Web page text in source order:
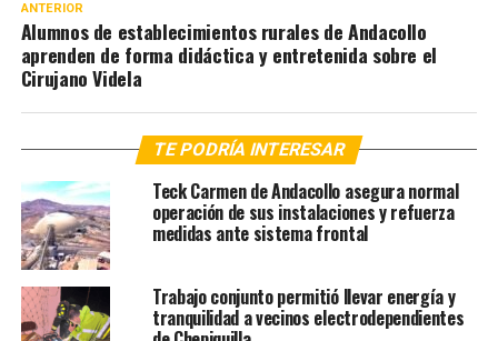
ANTERIOR
Alumnos de establecimientos rurales de Andacollo
aprenden de forma didáctica y entretenida sobre el
Cirujano Videla
TE PODRÍA INTERESAR
Teck Carmen de Andacollo asegura normal
operación de sus instalaciones y refuerza
medidas ante sistema frontal
Trabajo conjunto permitió llevar energía y
tranquilidad a vecinos electrodependientes